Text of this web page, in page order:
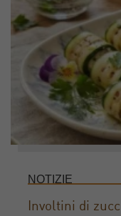
NOTIZIE
Involtini di